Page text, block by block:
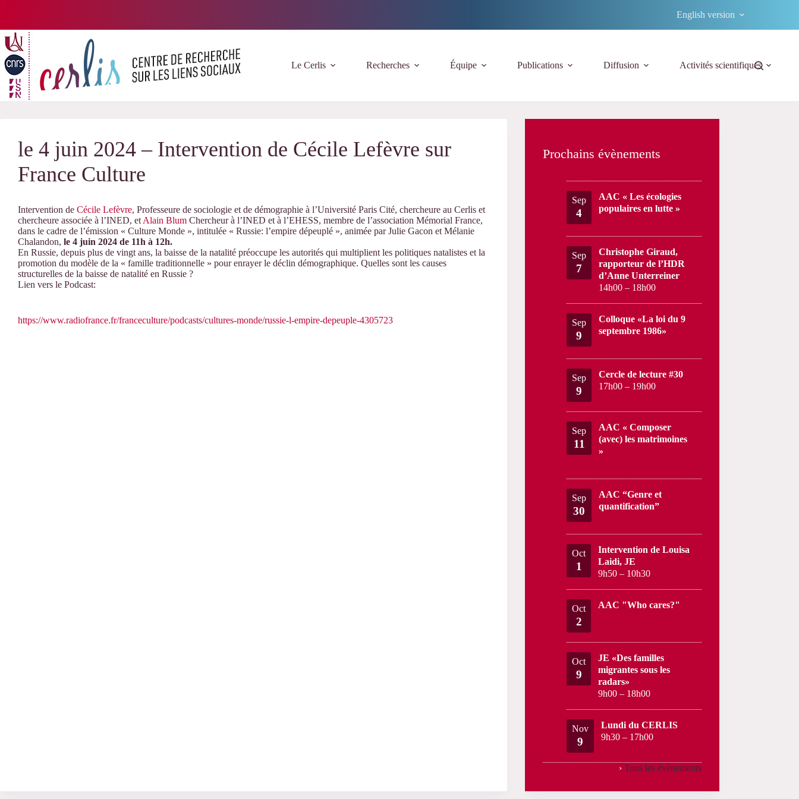
English version
Le Cerlis Recherches Équipe Publications Diffusion Activités scientifiques
le 4 juin 2024 – Intervention de Cécile Lefèvre sur
France Culture
Intervention de Cécile Lefèvre, Professeure de sociologie et de démographie à l’Université Paris Cité, chercheure au Cerlis et
chercheure associée à l’INED, et Alain Blum Chercheur à l’INED et à l’EHESS, membre de l’association Mémorial France,
dans le cadre de l’émission « Culture Monde », intitulée « Russie: l’empire dépeuplé », animée par Julie Gacon et Mélanie
Chalandon, le 4 juin 2024 de 11h à 12h.
En Russie, depuis plus de vingt ans, la baisse de la natalité préoccupe les autorités qui multiplient les politiques natalistes et la
promotion du modèle de la « famille traditionnelle » pour enrayer le déclin démographique. Quelles sont les causes
structurelles de la baisse de natalité en Russie ?
Lien vers le Podcast:
https://www.radiofrance.fr/franceculture/podcasts/cultures-monde/russie-l-empire-depeuple-4305723
Prochains évènements
Sep
4
AAC « Les écologies
populaires en lutte »
Sep
7
Christophe Giraud,
rapporteur de l’HDR
d’Anne Unterreiner
14h00 – 18h00
Sep
9
Colloque «La loi du 9
septembre 1986»
Sep
9
Cercle de lecture #30
17h00 – 19h00
Sep
11
AAC « Composer
(avec) les matrimoines
»
Sep
30
AAC “Genre et
quantification”
Oct
1
Intervention de Louisa
Laidi, JE
9h50 – 10h30
Oct
2
AAC "Who cares?"
Oct
9
JE «Des familles
migrantes sous les
radars»
9h00 – 18h00
Nov
9
Lundi du CERLIS
9h30 – 17h00
› Tous les évènements